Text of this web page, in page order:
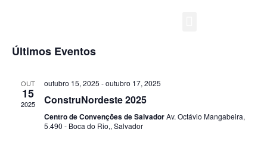
a
data.
Últimos Eventos
OUT
15
2025
outubro 15, 2025 -outubro 17, 2025
ConstruNordeste 2025
Centro de Convenções de SalvadorAv. Octávio Mangabeira,
5.490 - Boca do Rio,, Salvador